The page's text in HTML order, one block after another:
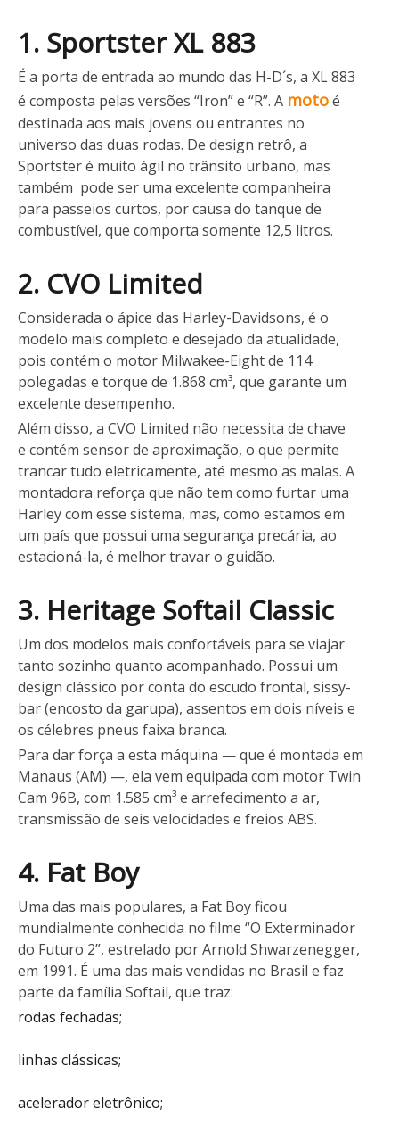
1. Sportster XL 883
É a porta de entrada ao mundo das H-D´s, a XL 883
é composta pelas versões “Iron” e “R”. A motoé
destinada aos mais jovens ou entrantes no
universo das duas rodas. De design retrô, a
Sportster é muito ágil no trânsito urbano, mas
também pode ser uma excelente companheira
para passeios curtos, por causa do tanque de
combustível, que comporta somente 12,5 litros.
2. CVO Limited
Considerada o ápice das Harley-Davidsons, é o
modelo mais completo e desejado da atualidade,
pois contém o motor Milwakee-Eight de 114
polegadas e torque de 1.868 cm³, que garante um
excelente desempenho.
Além disso, a CVO Limited não necessita de chave
e contém sensor de aproximação, o que permite
trancar tudo eletricamente, até mesmo as malas. A
montadora reforça que não tem como furtar uma
Harley com esse sistema, mas, como estamos em
um país que possui uma segurança precária, ao
estacioná-la, é melhor travar o guidão.
3. Heritage Softail Classic
Um dos modelos mais confortáveis para se viajar
tanto sozinho quanto acompanhado. Possui um
design clássico por conta do escudo frontal, sissy-
bar (encosto da garupa), assentos em dois níveis e
os célebres pneus faixa branca.
Para dar força a esta máquina —que é montada em
Manaus (AM) —, ela vem equipada com motor Twin
Cam 96B, com 1.585 cm³ e arrefecimento a ar,
transmissão de seis velocidades e freios ABS.
4. Fat Boy
Uma das mais populares, a Fat Boy ficou
mundialmente conhecida no filme “O Exterminador
do Futuro 2”, estrelado por Arnold Shwarzenegger,
em 1991. É uma das mais vendidas no Brasil e faz
parte da família Softail, que traz:
rodas fechadas;
linhas clássicas;
acelerador eletrônico;